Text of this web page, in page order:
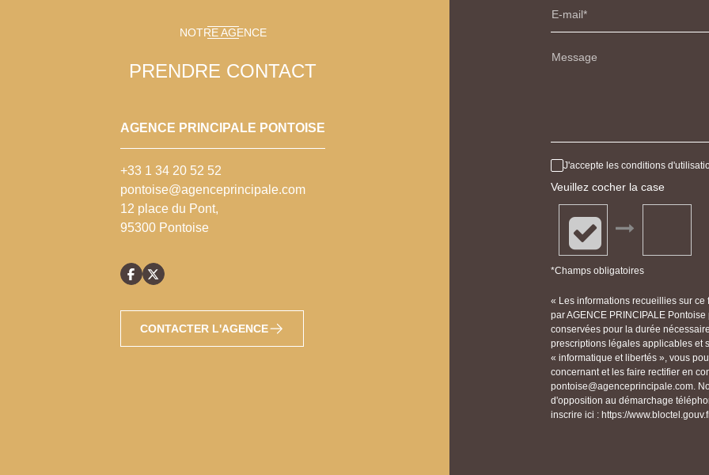
NOTRE AGENCE
PRENDRE CONTACT
AGENCE PRINCIPALE PONTOISE
+33 1 34 20 52 52
pontoise@agenceprincipale.com
12 place du Pont,
95300 Pontoise
CONTACTER L'AGENCE
E-mail
Message
J'accepte les conditions
Veuillez cocher la case
*Champs obligatoires
« Les informations recueillies sur
par AGENCE PRINCIPALE
conservées pour la durée
prescriptions légales applicables et
« informatique et libertés », vous
concernant et les faire rectifier en
pontoise@agenceprincipale.com.
d'opposition au démarchage
inscrire ici : https://